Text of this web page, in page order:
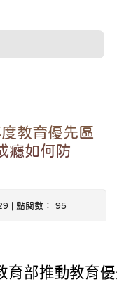
教育優先區
癮如何防
| 點閱數： 95
育部推動教育